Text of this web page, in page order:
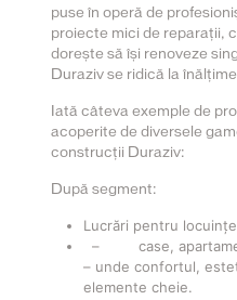
puse în operă de
proiecte mici de reparații,
dorește să își renoveze
Duraziv se ridică la
Iată câteva exemple de
acoperite de diversele
construcții Duraziv:
După segment:
Lucrări pentru
– case,
– unde confortul,
elemente cheie.